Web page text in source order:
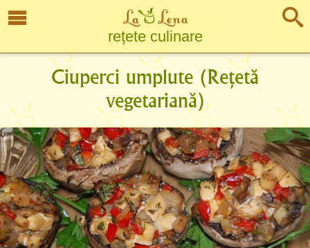
rețete culinare
Ciuperci umplute (Rețetă
vegetariană)